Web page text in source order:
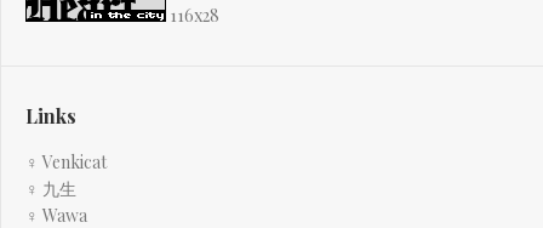
116x28
Links
♀ Venkicat
♀ 九生
♀ Wawa